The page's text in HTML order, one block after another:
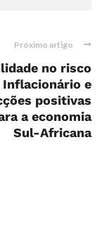
Próximo artigo
no risco
Inflacionário e
positivas
a economia
Sul-Africana